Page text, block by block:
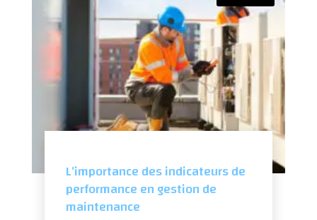
L’importance des indicateurs de
performance en gestion de
maintenance